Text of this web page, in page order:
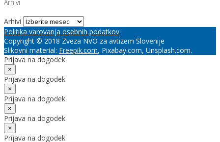
Arhivi
Arhivi
Politika varovanja osebnih podatkov
Copyright © 2018 Zveza NVO za avtizem Slovenije
Slikovni material: Freepik.com, Pixabay.com, Unsplash.com.
Prijava na dogodek
×
Prijava na dogodek
×
Prijava na dogodek
×
Prijava na dogodek
×
Prijava na dogodek